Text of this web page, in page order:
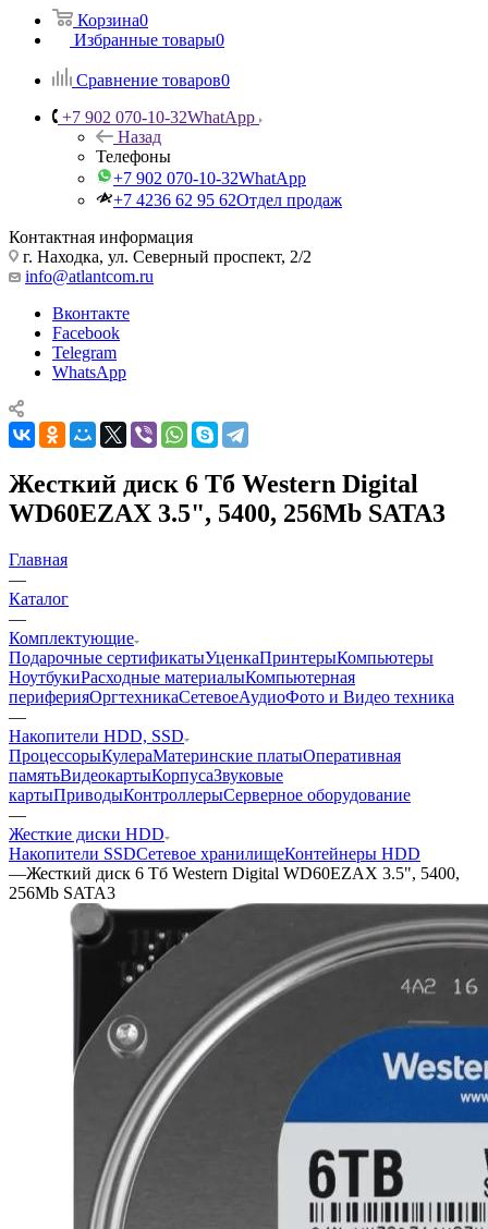
Корзина0
Избранные товары0
Сравнение товаров0
+7 902 070-10-32WhatApp
Назад
Телефоны
+7 902 070-10-32WhatApp
+7 4236 62 95 62Отдел продаж
Контактная информация
г. Находка, ул. Северный проспект, 2/2
info@atlantcom.ru
Вконтакте
Facebook
Telegram
WhatsApp
Жесткий диск 6 Тб Western Digital
WD60EZAX 3.5", 5400, 256Mb SATA3
Главная
—
Каталог
—
Комплектующие
Подарочные сертификатыУценкаПринтерыКомпьютеры
НоутбукиРасходные материалыКомпьютерная
периферияОргтехникаСетевоеАудиоФото и Видео техника
—
Накопители HDD, SSD
ПроцессорыКулераМатеринские платыОперативная
памятьВидеокартыКорпусаЗвуковые
картыПриводыКонтроллерыCерверное оборудование
—
Жесткие диски HDD
Накопители SSDСетевое хранилищеКонтейнеры HDD
—Жесткий диск 6 Тб Western Digital WD60EZAX 3.5", 5400,
256Mb SATA3